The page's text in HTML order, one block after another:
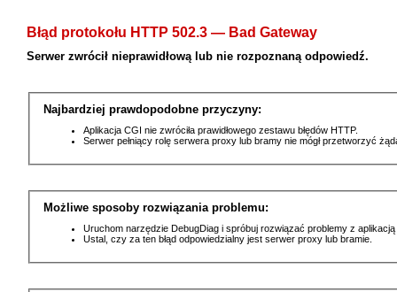
Błąd protokołu HTTP 502.3 — Bad Gateway
Serwer zwrócił nieprawidłową lub nie rozpoznaną odpowiedź.
Najbardziej prawdopodobne przyczyny:
Aplikacja CGI nie zwróciła prawidłowego zestawu błędów HTTP.
Serwer pełniący rolę serwera proxy lub bramy nie mógł przetworzyć
Możliwe sposoby rozwiązania problemu:
Uruchom narzędzie DebugDiag i spróbuj rozwiązać problemy z
Ustal, czy za ten błąd odpowiedzialny jest serwer proxy lub bramie.